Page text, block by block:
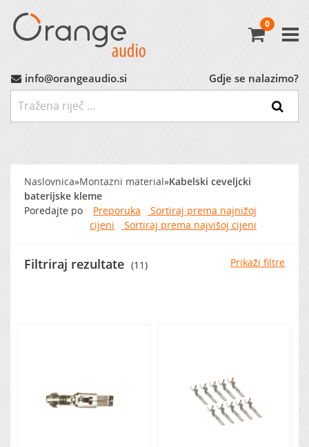
Avtoradio
Avtozvočniki
MP3 Vmesniki
Montažni Material
Ostalo
0
info@orangeaudio.si Gdje se nalazimo?
Naslovnica»Montazni material»Kabelski ceveljcki
baterijske kleme
Poredajte po
Preporuka
Sortiraj prema najnižoj
cijeni
Sortiraj prema najvišoj cijeni
Filtriraj rezultate (11) Prikaži filtre